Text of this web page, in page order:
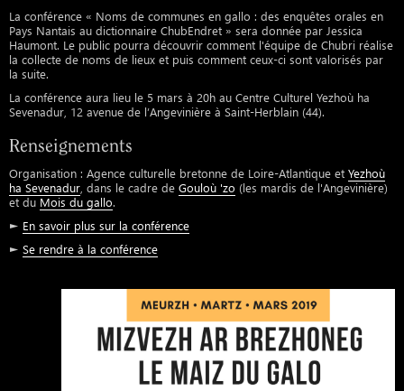
La conférence « Noms de communes en gallo : des enquêtes orales en
Pays Nantais au dictionnaire ChubEndret » sera donnée par Jessica
Haumont. Le public pourra découvrir comment l'équipe de Chubri réalise
la collecte de noms de lieux et puis comment ceux-ci sont valorisés par
la suite.
La conférence aura lieu le 5 mars à 20h au Centre Culturel Yezhoù ha
Sevenadur, 12 avenue de l’Angevinière à Saint-Herblain (44).
Renseignements
Organisation : Agence culturelle bretonne de Loire-Atlantique et Yezhoù
ha Sevenadur , dans le cadre de Gouloù 'zo (les mardis de l'Angevinière)
et du Mois du gallo.
► En savoir plus sur la conférence
► Se rendre à la conférence